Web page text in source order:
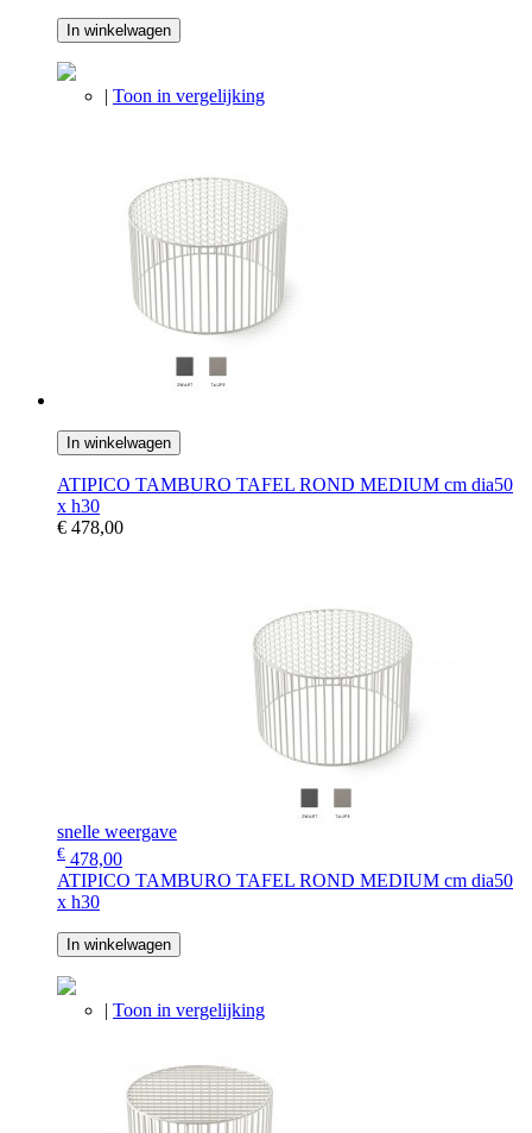
In winkelwagen
| Toon in vergelijking
In winkelwagen
ATIPICO TAMBURO TAFEL ROND MEDIUM cm dia50
x h30
€ 478,00
snelle weergave
€ 478,00
ATIPICO TAMBURO TAFEL ROND MEDIUM cm dia50
x h30
In winkelwagen
| Toon in vergelijking